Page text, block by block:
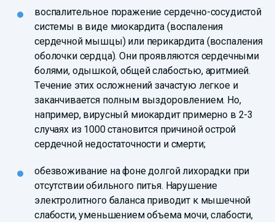
воспалительное поражение сердечно-сосудистой
системы в виде миокардита (воспаления
сердечной мышцы) или перикардита (воспаления
оболочки сердца). Они проявляются сердечными
болями, одышкой, общей слабостью, аритмией.
Течение этих осложнений зачастую легкое и
заканчивается полным выздоровлением. Но,
например, вирусный миокардит примерно в 2-3
случаях из 1000 становится причиной острой
сердечной недостаточности и смерти;
обезвоживание на фоне долгой лихорадки при
отсутствии обильного питья. Нарушение
электролитного баланса приводит к мышечной
слабости, уменьшением объема мочи, слабости,